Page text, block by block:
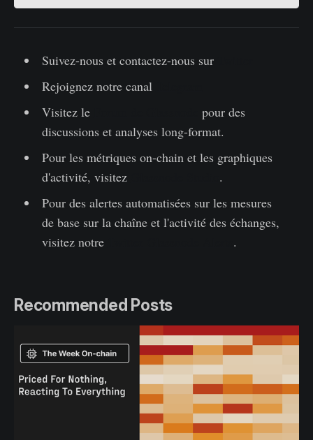
Suivez-nous et contactez-nous sur
Rejoignez notre canal
Visitez le
pour des
discussions et analyses long-format.
Pour les métriques on-chain et les graphiques
d'activité, visitez
.
Pour des alertes automatisées sur les mesures
de base sur la chaîne et l'activité des échanges,
visitez notre
.
Recommended Posts